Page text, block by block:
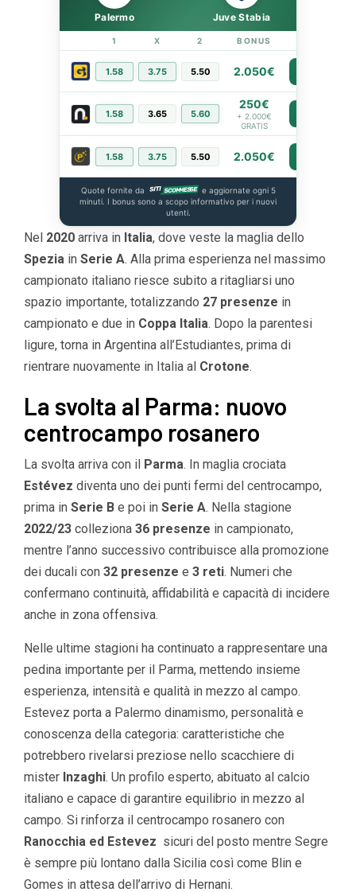
Palermo Juve Stabia
1 X 2 BONUS
1.58 3.75 5.50 2.050€
1.58 3.65 5.60
250€
+ 2.000€
GRATIS
1.58 3.75 5.50 2.050€
Quote fornite da
e aggiornate ogni 5
minuti. I bonus sono a scopo informativo per i nuovi
utenti.
Nel 2020 arriva in Italia, dove veste la maglia dello
Spezia in Serie A. Alla prima esperienza nel massimo
campionato italiano riesce subito a ritagliarsi uno
spazio importante, totalizzando 27 presenze in
campionato e due in Coppa Italia. Dopo la parentesi
ligure, torna in Argentina all’Estudiantes, prima di
rientrare nuovamente in Italia al Crotone.
La svolta al Parma: nuovo
centrocampo rosanero
La svolta arriva con il Parma. In maglia crociata
Estévez diventa uno dei punti fermi del centrocampo,
prima in Serie B e poi in Serie A. Nella stagione
2022/23 colleziona 36 presenze in campionato,
mentre l’anno successivo contribuisce alla promozione
dei ducali con 32 presenze e 3 reti. Numeri che
confermano continuità, affidabilità e capacità di incidere
anche in zona offensiva.
Nelle ultime stagioni ha continuato a rappresentare una
pedina importante per il Parma, mettendo insieme
esperienza, intensità e qualità in mezzo al campo.
Estevez porta a Palermo dinamismo, personalità e
conoscenza della categoria: caratteristiche che
potrebbero rivelarsi preziose nello scacchiere di
mister Inzaghi. Un profilo esperto, abituato al calcio
italiano e capace di garantire equilibrio in mezzo al
campo. Si rinforza il centrocampo rosanero con
Ranocchia ed Estevez sicuri del posto mentre Segre
è sempre più lontano dalla Sicilia così come Blin e
Gomes in attesa dell’arrivo di Hernani.